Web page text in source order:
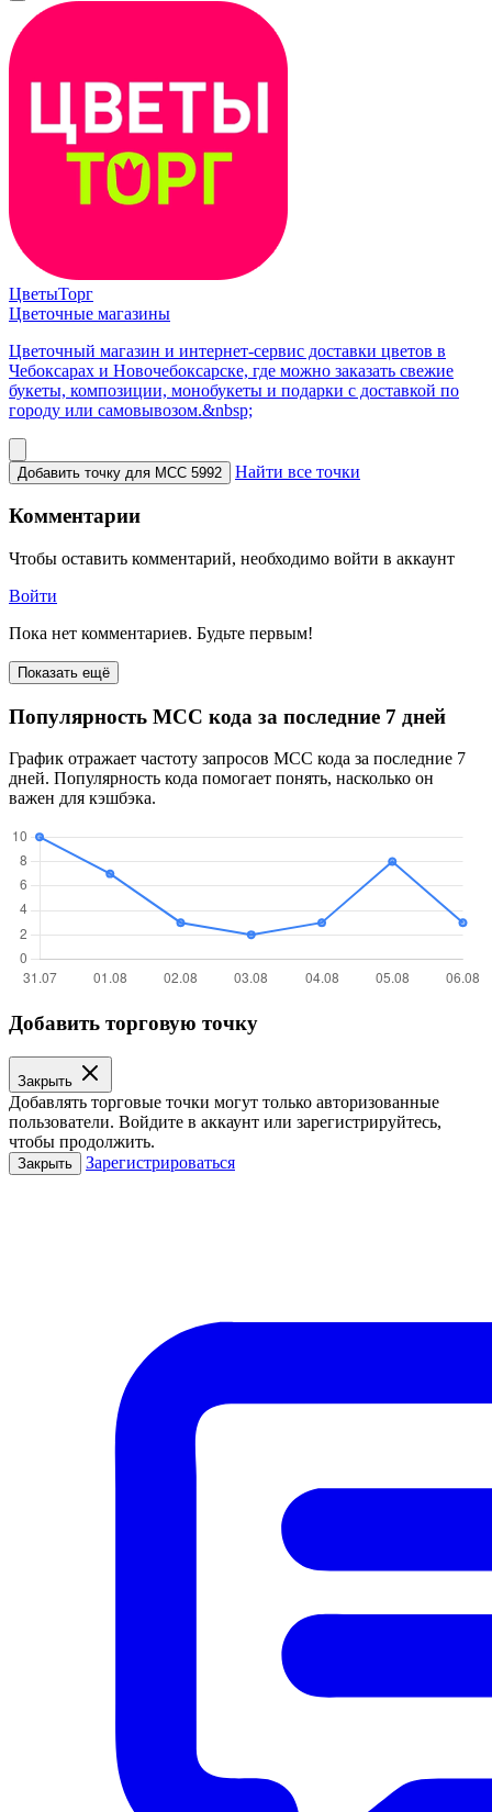
ЦветыТорг
Цветочные магазины
Цветочный магазин и интернет-сервис доставки цветов в
Чебоксарах и Новочебоксарске, где можно заказать свежие
букеты, композиции, монобукеты и подарки с доставкой по
городу или самовывозом.&nbsp;
Добавить точку для MCC 5992 Найти все точки
Комментарии
Чтобы оставить комментарий, необходимо войти в аккаунт
Войти
Пока нет комментариев. Будьте первым!
Показать ещё
Популярность MCC кода за последние 7 дней
График отражает частоту запросов MCC кода за последние 7
дней. Популярность кода помогает понять, насколько он
важен для кэшбэка.
Добавить торговую точку
Закрыть
Добавлять торговые точки могут только авторизованные
пользователи. Войдите в аккаунт или зарегистрируйтесь,
чтобы продолжить.
Закрыть Зарегистрироваться